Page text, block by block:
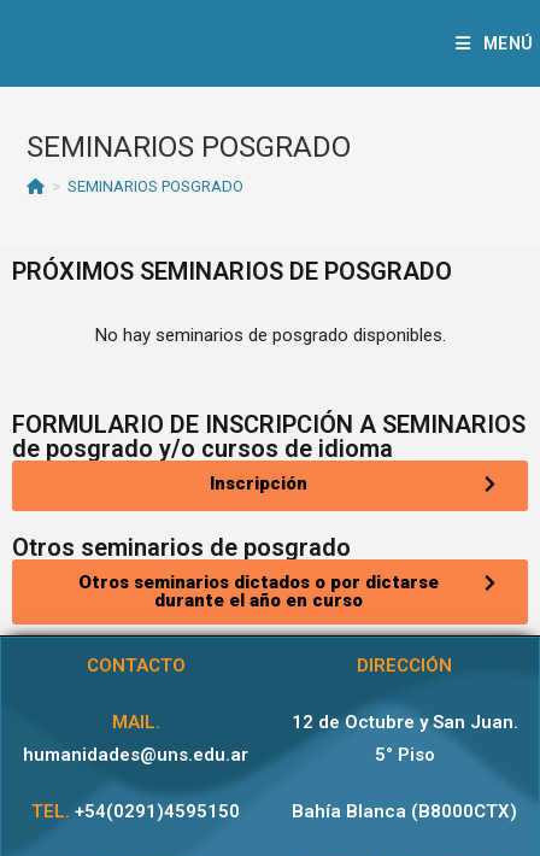
MENÚ
SEMINARIOS POSGRADO
> SEMINARIOS POSGRADO
PRÓXIMOS SEMINARIOS DE POSGRADO
No hay seminarios de posgrado disponibles.
FORMULARIO DE INSCRIPCIÓN A SEMINARIOS
de posgrado y/o cursos de idioma
Inscripción
Otros seminarios de posgrado
Otros seminarios dictados o por dictarse
durante el año en curso
CONTACTO
MAIL.
humanidades@uns.edu.ar
TEL. +54(0291)4595150
DIRECCIÓN
12 de Octubre y San Juan.
5° Piso
Bahía Blanca (B8000CTX)